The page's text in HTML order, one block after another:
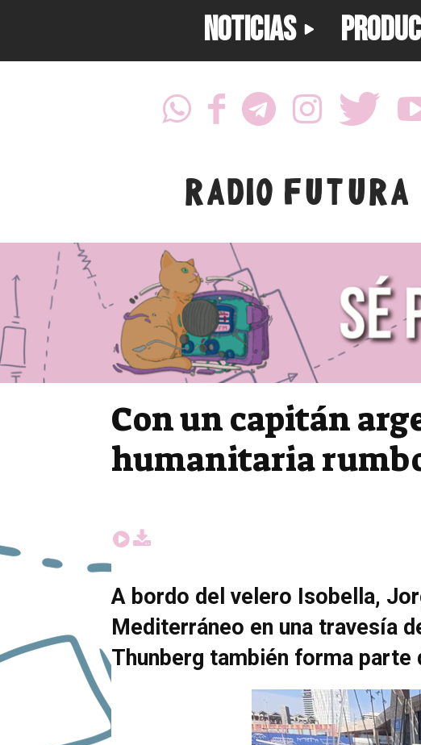
NOTICIAS
RADIO FUTURA
Con un capitán
humanitaria
A bordo del velero Isobella,
Mediterráneo en una travesía
Thunberg también forma parte